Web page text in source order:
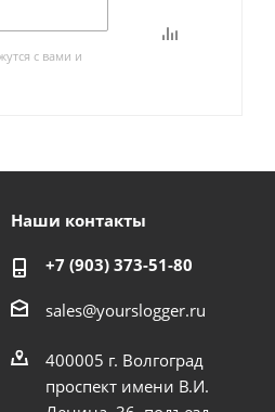
с вами и
Наши контакты
+7 (903) 373-51-80
sales@yourslogger.ru
400005 г. Волгоград
проспект имени В.И.